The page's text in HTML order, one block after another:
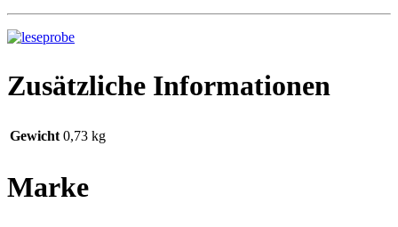
Zusätzliche Informationen
Gewicht 0,73 kg
Marke